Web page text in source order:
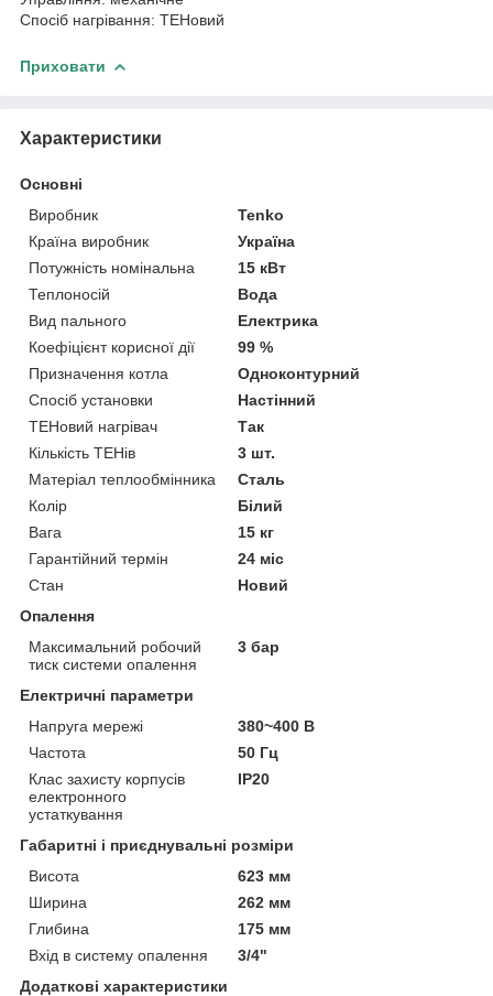
Спосіб нагрівання: ТЕНовий
Приховати
Характеристики
Основні
Виробник
Tenko
Країна виробник
Україна
Потужність номінальна
15 кВт
Теплоносій
Вода
Вид пального
Електрика
Коефіцієнт корисної дії
99 %
Призначення котла
Одноконтурний
Спосіб установки
Настінний
ТЕНовий нагрівач
Так
Кількість ТЕНів
3 шт.
Матеріал теплообмінника
Сталь
Колір
Білий
Вага
15 кг
Гарантійний термін
24 міс
Стан
Новий
Опалення
Максимальний робочий
тиск системи опалення
3 бар
Електричні параметри
Напруга мережі
380~400 В
Частота
50 Гц
Клас захисту корпусів
електронного
устаткування
IP20
Габаритні і приєднувальні розміри
Висота
623 мм
Ширина
262 мм
Глибина
175 мм
Вхід в систему опалення
3/4"
Додаткові характеристики